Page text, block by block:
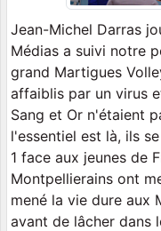
Jean-Michel Darras
Médias a suivi notre
grand Martigues
affaiblis par un virus
Sang et Or n'étaient
l'essentiel est là, ils
1 face aux jeunes de
Montpellierains ont
mené la vie dure aux
avant de lâcher dans